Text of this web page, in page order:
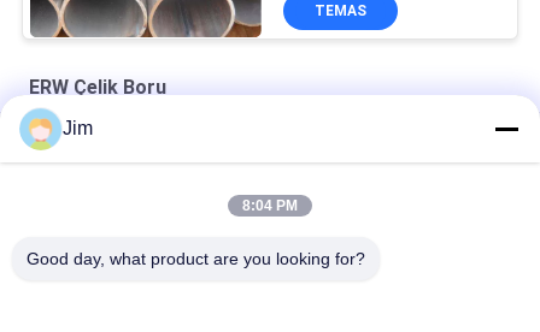
TEMAS
ERW Çelik Boru
Astm A53 Gr.B 4" Sch60 ERW Çelik boru Buhar Siyah
Jim
8:04 PM
Good day, what product are you looking for?